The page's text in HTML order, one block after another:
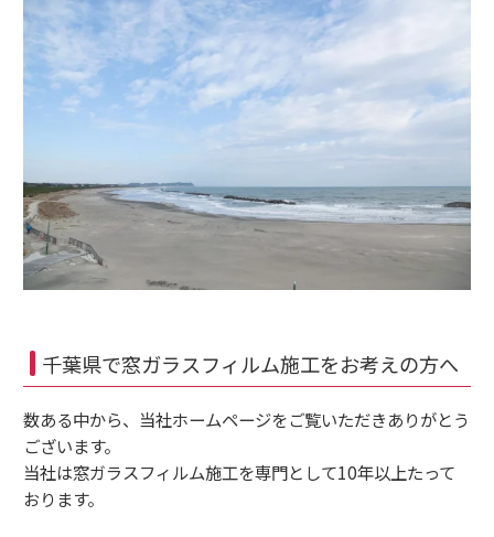
千葉県で窓ガラスフィルム施工をお考えの方へ
数ある中から、当社ホームページをご覧いただきありがとう
ございます。
当社は窓ガラスフィルム施工を専門として10年以上たって
おります。